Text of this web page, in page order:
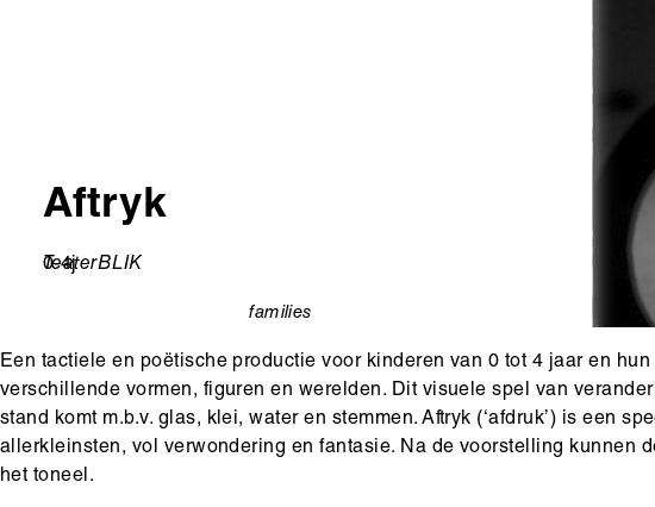
Aftryk
Leeftijd
0-4j
Ondertitel
TeaterBLIK
families
Een tactiele en poëtische productie voor kinderen van 0 tot 4 jaar en
verschillende vormen, figuren en werelden. Dit visuele spel van
stand komt m.b.v. glas, klei, water en stemmen. Aftryk (‘afdruk’) is een
allerkleinsten, vol verwondering en fantasie. Na de voorstelling kunnen
het toneel.